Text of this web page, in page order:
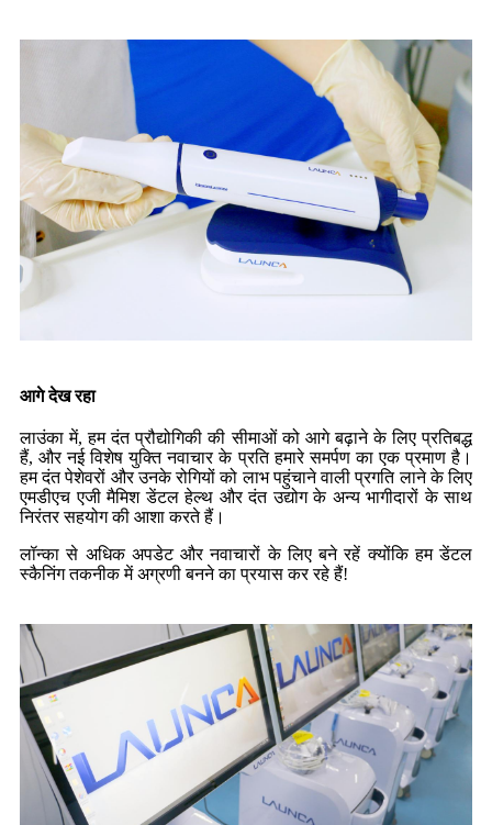
आगे देख रहा
लाउंका में, हम दंत प्रौद्योगिकी की सीमाओं को आगे बढ़ाने के लिए प्रतिबद्ध
हैं, और नई विशेष युक्ति नवाचार के प्रति हमारे समर्पण का एक प्रमाण है।
हम दंत पेशेवरों और उनके रोगियों को लाभ पहुंचाने वाली प्रगति लाने के लिए
एमडीएच एजी मैमिश डेंटल हेल्थ और दंत उद्योग के अन्य भागीदारों के साथ
निरंतर सहयोग की आशा करते हैं।
लॉन्का से अधिक अपडेट और नवाचारों के लिए बने रहें क्योंकि हम डेंटल
स्कैनिंग तकनीक में अग्रणी बनने का प्रयास कर रहे हैं!